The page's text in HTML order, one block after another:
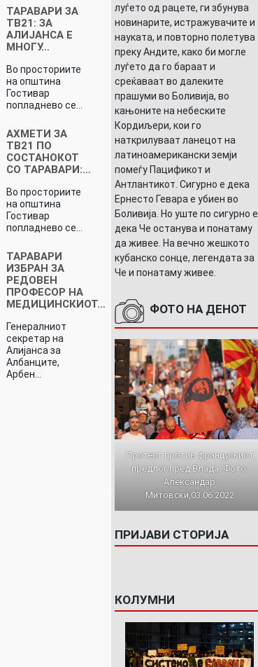
ТАРАВАРИ ЗА
ТВ21: ЗА
АЛИЈАНСА Е
МНОГУ…
Во просториите
на општина
Гостивар
попладнево се…
АХМЕТИ ЗА
ТВ21 ПО
СОСТАНОКОТ
СО ТАРАВАРИ:…
Во просториите
на општина
Гостивар
попладнево се…
ТАРАВАРИ
ИЗБРАН ЗА
РЕДОВЕН
ПРОФЕСОР НА
MEДИЦИНСКИОТ…
Генералниот
секретар на
Алијанса за
Албанците,
Арбен…
луѓето од рацете, ги збунува
новинарите, истражувачите и
науката, и повторно полетува
преку Андите, како би могле
луѓето да го бараат и
среќаваат во далеките
прашуми во Боливија, во
кањоните на небеските
Кордиљери, кои го
наткрилуваат ланецот на
латиноамерикански земји
помеѓу Пацификот и
Антлантикот. Сигурно е дека
Ернесто Гевара е убиен во
Боливија. Но уште по сигурно е
дека Че останува и понатаму
да живее. На вечно жешкото
кубанско сонце, легендата за
Че и понатаму живее.
ФОТО НА ДЕНОТ
Протест против францускиот
предлог пред Влада. Фото:
Александар
Митовски,03.06.2022
ПРИЈАВИ СТОРИЈА
КОЛУМНИ